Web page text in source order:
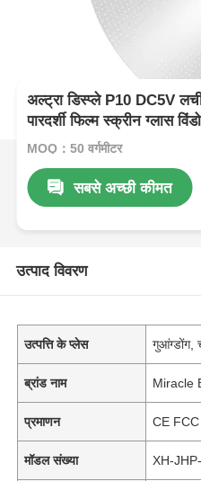
अल्ट्रा डिस्प्ले P10 DC5V
पारदर्शी फिल्म स्क्रीन ग्लास
MOQ：50 वर्गमीटर
सबसे अच्छी कीमत
उत्पाद विवरण
उत्पत्ति के प्लेस गुआंग्डोंग,
ब्रांड नाम Miracle
प्रमाणन CE
मॉडल संख्या XH-